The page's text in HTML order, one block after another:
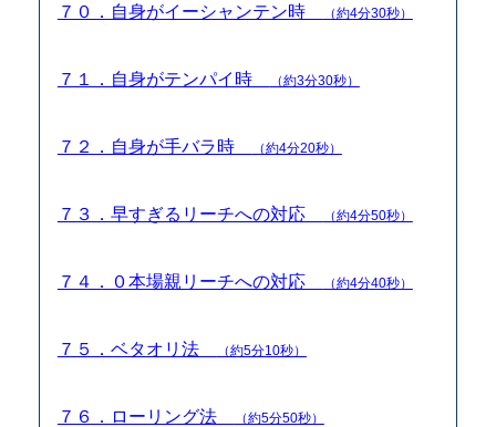
７０．自身がイーシャンテン時 （約4分30秒）
７１．自身がテンパイ時 （約3分30秒）
７２．自身が手バラ時 （約4分20秒）
７３．早すぎるリーチへの対応 （約4分50秒）
７４．０本場親リーチへの対応 （約4分40秒）
７５．ベタオリ法 （約5分10秒）
７６．ローリング法 （約5分50秒）